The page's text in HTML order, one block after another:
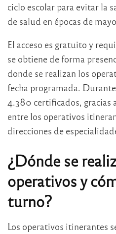
ciclo escolar para evitar la
de salud en épocas de
El acceso es gratuito y
se obtiene de forma
donde se realizan los
fecha programada.
4.380 certificados, gracias
entre los operativos
direcciones de
¿Dónde se
operativos y
turno?
Los operativos itinerantes